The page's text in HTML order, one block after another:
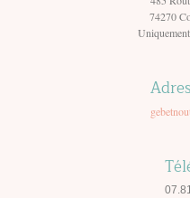
74270